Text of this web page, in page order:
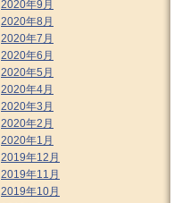
2020年9月
2020年8月
2020年7月
2020年6月
2020年5月
2020年4月
2020年3月
2020年2月
2020年1月
2019年12月
2019年11月
2019年10月